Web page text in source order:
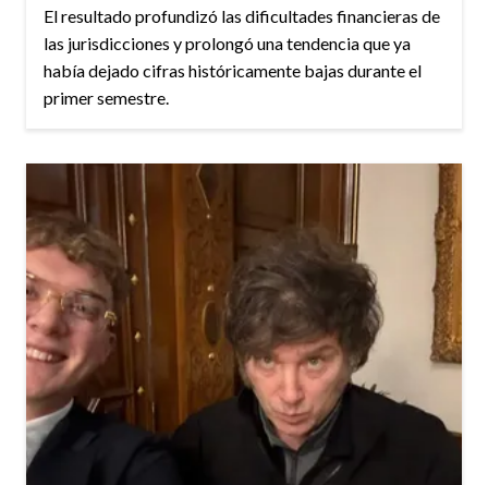
El resultado profundizó las dificultades financieras de
las jurisdicciones y prolongó una tendencia que ya
había dejado cifras históricamente bajas durante el
primer semestre.